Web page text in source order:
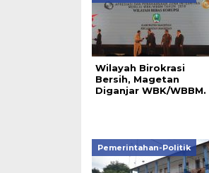
Wilayah Birokrasi
Bersih, Magetan
Diganjar WBK/WBBM.
Pemerintahan-Politik